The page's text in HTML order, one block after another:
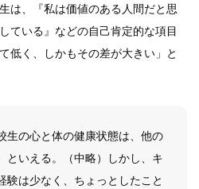
は、『私は価値のある人間だと思
ている』などの自己肯定的な項目
低く、しかもその差が大きい」と
生の心と体の健康状態は、他の
といえる。（中略）しかし、キ
験は少なく、ちょっとしたこと